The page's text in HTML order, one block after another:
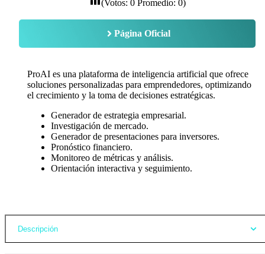
(Votos: 0Promedio: 0)
Página Oficial
ProAI es una plataforma de inteligencia artificial que ofrece
soluciones personalizadas para emprendedores, optimizando
el crecimiento y la toma de decisiones estratégicas.
Generador de estrategia empresarial.
Investigación de mercado.
Generador de presentaciones para inversores.
Pronóstico financiero.
Monitoreo de métricas y análisis.
Orientación interactiva y seguimiento.
Descripción